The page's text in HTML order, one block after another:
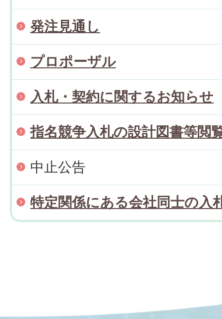
発注見通し
プロポーザル
入札・契約に関するお知らせ
指名競争入札の設計図書等閲
中止公告
特定関係にある会社同士の入